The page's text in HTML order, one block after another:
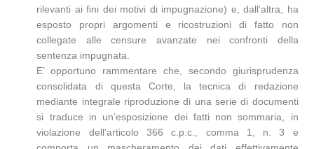
rilevanti ai fini dei motivi di impugnazione) e, dall’altra, ha
esposto propri argomenti e ricostruzioni di fatto non
collegate alle censure avanzate nei confronti della
sentenza impugnata.
E’ opportuno rammentare che, secondo giurisprudenza
consolidata di questa Corte, la tecnica di redazione
mediante integrale riproduzione di una serie di documenti
si traduce in un’esposizione dei fatti non sommaria, in
violazione dell’articolo 366 c.p.c., comma 1, n. 3 e